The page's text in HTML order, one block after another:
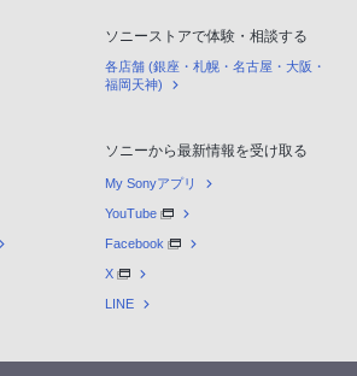
ソニーストアで体験・相談する
各店舗 (銀座・札幌・名古屋・大阪・
福岡天神)
ソニーから最新情報を受け取る
My Sonyアプリ
YouTube
Facebook
X
LINE